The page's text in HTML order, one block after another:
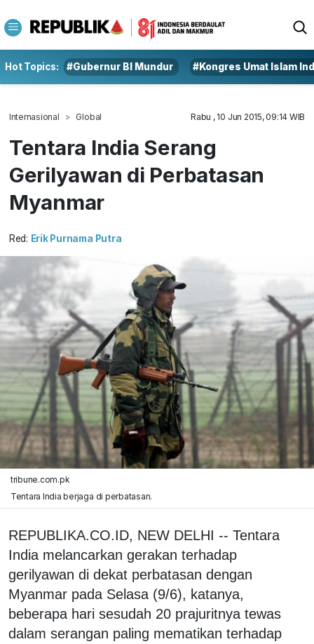
Hot Topics: #Gubernur BI Mundur #Kongres Umat Islam
Internasional Global Rabu , 10 Jun 2015, 09:14 WIB
Tentara India Serang
Gerilyawan di Perbatasan
Myanmar
Red: Erik Purnama Putra
tribune.com.pk
Tentara India berjaga di perbatasan.
REPUBLIKA.CO.ID, NEW DELHI -- Tentara
India melancarkan gerakan terhadap
gerilyawan di dekat perbatasan dengan
Myanmar pada Selasa (9/6), katanya,
beberapa hari sesudah 20 prajuritnya tewas
dalam serangan paling mematikan terhadap